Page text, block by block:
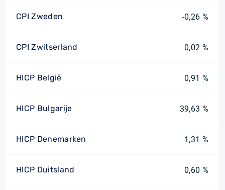
CPI Zweden -0,26 %
CPI Zwitserland 0,02 %
HICP België 0,91 %
HICP Bulgarije 39,63 %
HICP Denemarken 1,31 %
HICP Duitsland 0,60 %